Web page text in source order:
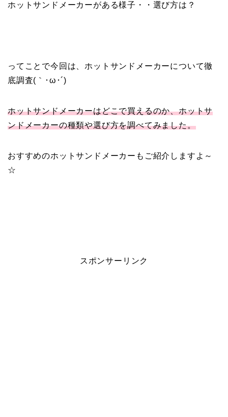
ホットサンドメーカーがある様子・・選び方は？
ってことで今回は、ホットサンドメーカーについて徹
底調査(｀･ω･´)ゞ
ホットサンドメーカーはどこで買えるのか、ホットサ
ンドメーカーの種類や選び方を調べてみました。
おすすめのホットサンドメーカーもご紹介しますよ～
☆
スポンサーリンク